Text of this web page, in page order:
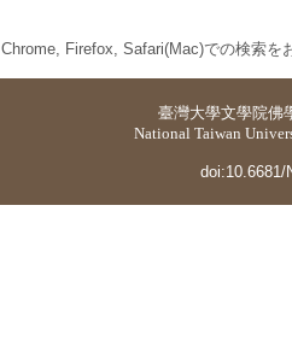
Chrome, Firefox, Safari(Mac)での検索を
臺灣大學文學院佛
National Taiwan
doi:10.6681/